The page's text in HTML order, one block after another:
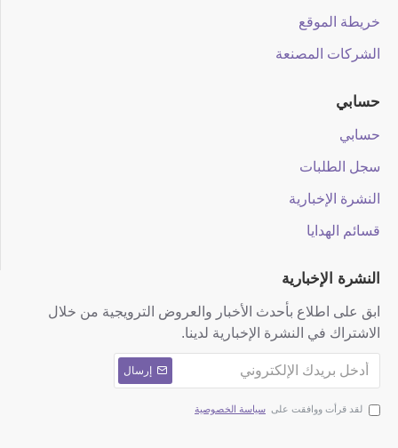
خريطة الموقع
الشركات المصنعة
حسابي
حسابي
سجل الطلبات
النشرة الإخبارية
قسائم الهدايا
النشرة الإخبارية
ابق على اطلاع بأحدث الأخبار والعروض الترويجية من خلال
الاشتراك في النشرة الإخبارية لدينا.
إرسال
لقد قرأت ووافقت على سياسة الخصوصية